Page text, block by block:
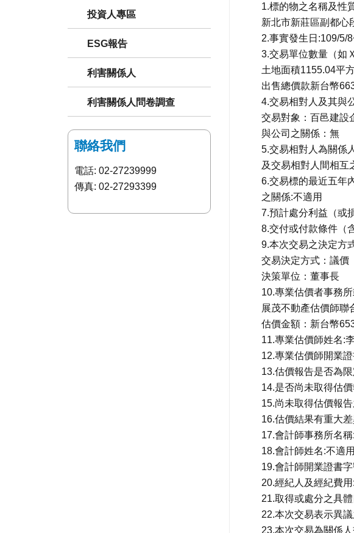
投資人專區
ESG報告
利害關係人
利害關係人問卷調查
聯絡我們
電話: 02-27239999
傳真: 02-27293399
1.標的物之名稱及性
新北市新莊區副都心
2.事實發生日:109/5/
3.交易單位數量（如
土地面積1155.04平
出售總價款新台幣
4.交易相對人及其與
交易對象：百邑建設
與公司之關係：無
5.交易相對人為關係
及交易相對人間相互
6.交易標的最近五年
之關係:不適用
7.預計處分利益（或
8.交付或付款條件（
9.本次交易之決定方
交易決定方式：議價
決策單位：董事長
10.專業估價者事務
展茂不動產估價師聯
估價金額：新台幣
11.專業估價師姓名:
12.專業估價師開業
13.估價報告是否為
14.是否尚未取得估
15.尚未取得估價報
16.估價結果有重大
17.會計師事務所名
18.會計師姓名:不適用
19.會計師開業證書
20.經紀人及經紀費
21.取得或處分之具
22.本次交易表示異
23.本次交易為關係